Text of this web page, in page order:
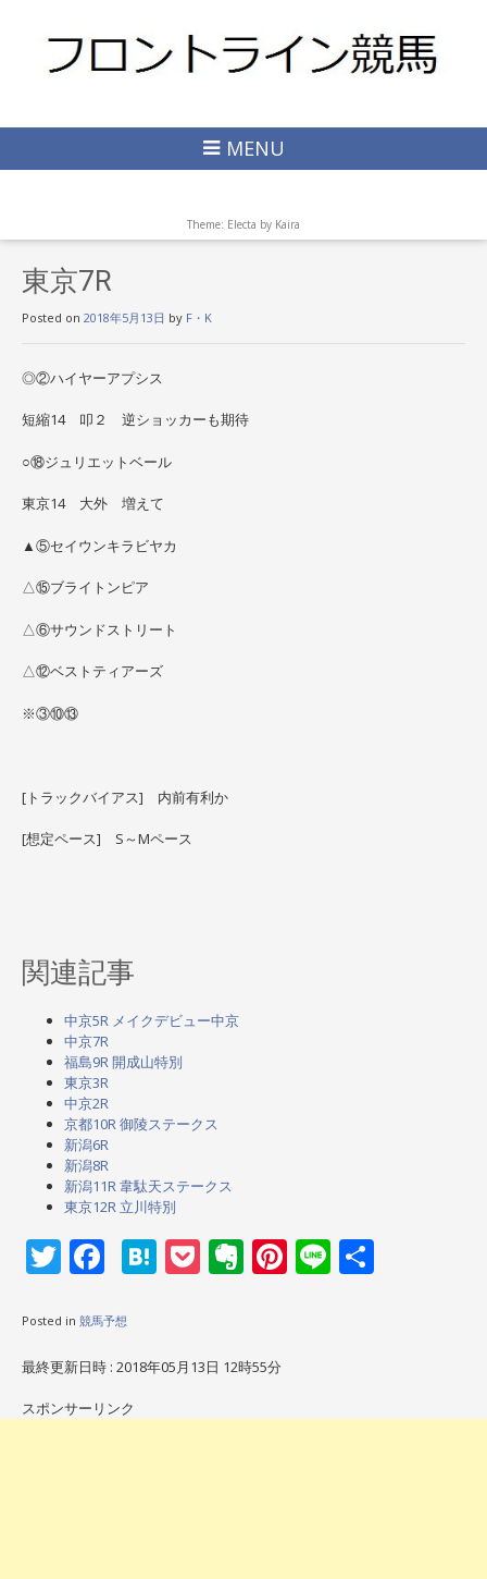
MENU
Theme: Electa by Kaira
東京7R
Posted on 2018年5月13日 by F・K
◎②ハイヤーアプシス
短縮14 叩２ 逆ショッカーも期待
○⑱ジュリエットベール
東京14 大外 増えて
▲⑤セイウンキラビヤカ
△⑮ブライトンピア
△⑥サウンドストリート
△⑫ベストティアーズ
※③⑩⑬
[トラックバイアス] 内前有利か
[想定ペース] S～Mペース
関連記事
中京5R メイクデビュー中京
中京7R
福島9R 開成山特別
東京3R
中京2R
京都10R 御陵ステークス
新潟6R
新潟8R
新潟11R 韋駄天ステークス
東京12R 立川特別
TwitterFacebook
Hatena
Pocket
Evernote
Pinterest
Line
Posted in 競馬予想
最終更新日時 : 2018年05月13日 12時55分
スポンサーリンク